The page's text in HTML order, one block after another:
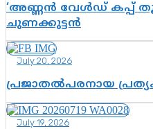
‘അണ്ണൻ വേൾഡ് കപ്പ്
ചുണക്കുട്ടൻ
July 20, 2026
പ്രജാതൽപരനായ
July 19, 2026